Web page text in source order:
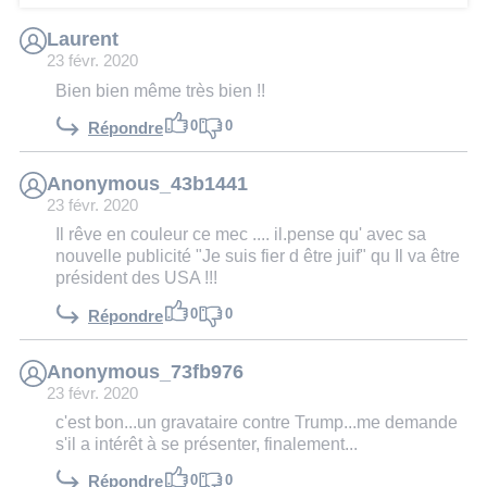
Laurent
23 févr. 2020
Bien bien même très bien !!
Répondre 0 0
Anonymous_43b1441
23 févr. 2020
Il rêve en couleur ce mec .... il.pense qu' avec sa
nouvelle publicité "Je suis fier d être juif" qu Il va être
président des USA !!!
Répondre 0 0
Anonymous_73fb976
23 févr. 2020
c'est bon...un gravataire contre Trump...me demande
s'il a intérêt à se présenter, finalement...
Répondre 0 0